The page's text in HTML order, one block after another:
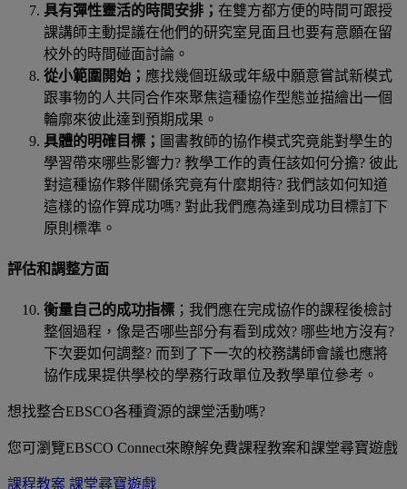
具有彈性靈活的時間安排； 在雙方都方便的時間可跟授
課講師主動提議在他們的研究室見面且也要有意願在留
校外的時間碰面討論。
從小範圍開始； 應找幾個班級或年級中願意嘗試新模式
跟事物的人共同合作來聚焦這種協作型態並描繪出一個
輪廓來彼此達到預期成果。
具體的明確目標； 圖書教師的協作模式究竟能對學生的
學習帶來哪些影響力? 教學工作的責任該如何分擔? 彼此
對這種協作夥伴關係究竟有什麼期待? 我們該如何知道
這樣的協作算成功嗎? 對此我們應為達到成功目標訂下
原則標準。
評估和調整方面
衡量自己的成功指標 ；我們應在完成協作的課程後檢討
整個過程，像是否哪些部分有看到成效? 哪些地方沒有?
下次要如何調整? 而到了下一次的校務講師會議也應將
協作成果提供學校的學務行政單位及教學單位參考。
想找整合EBSCO各種資源的課堂活動嗎?
您可瀏覽EBSCO Connect來瞭解免費課程教案和課堂尋寶遊戲
課程教案 課堂尋寶遊戲